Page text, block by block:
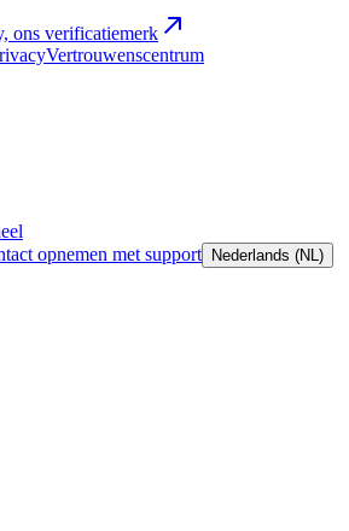
ons verificatiemerk
Vertrouwenscentrum
opnemen met support Nederlands (NL)